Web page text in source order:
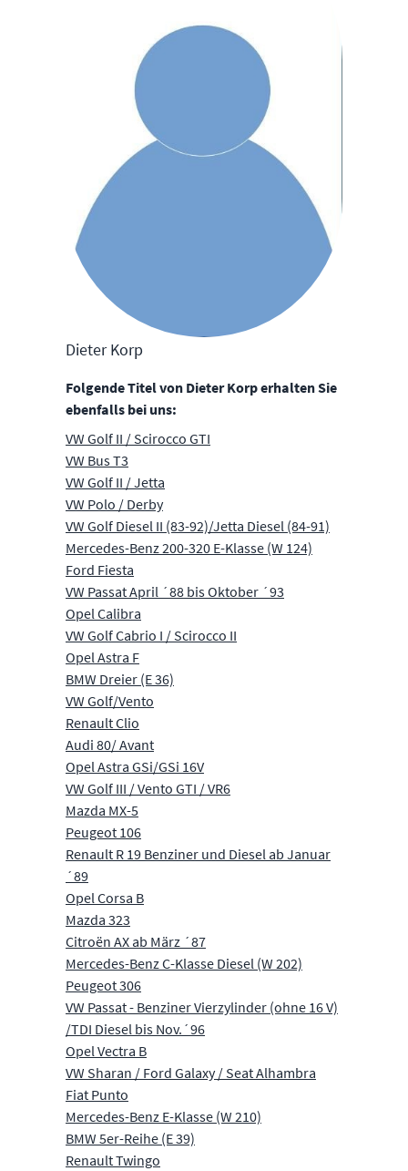
Dieter Korp
Folgende Titel von Dieter Korp erhalten Sie
ebenfalls bei uns:
VW Golf II / Scirocco GTI
VW Bus T3
VW Golf II / Jetta
VW Polo / Derby
VW Golf Diesel II (83-92)/Jetta Diesel (84-91)
Mercedes-Benz 200-320 E-Klasse (W 124)
Ford Fiesta
VW Passat April ´88 bis Oktober ´93
Opel Calibra
VW Golf Cabrio I / Scirocco II
Opel Astra F
BMW Dreier (E 36)
VW Golf/Vento
Renault Clio
Audi 80/ Avant
Opel Astra GSi/GSi 16V
VW Golf III / Vento GTI / VR6
Mazda MX-5
Peugeot 106
Renault R 19 Benziner und Diesel ab Januar
´89
Opel Corsa B
Mazda 323
Citroën AX ab März ´87
Mercedes-Benz C-Klasse Diesel (W 202)
Peugeot 306
VW Passat - Benziner Vierzylinder (ohne 16 V)
/TDI Diesel bis Nov.´96
Opel Vectra B
VW Sharan / Ford Galaxy / Seat Alhambra
Fiat Punto
Mercedes-Benz E-Klasse (W 210)
BMW 5er-Reihe (E 39)
Renault Twingo